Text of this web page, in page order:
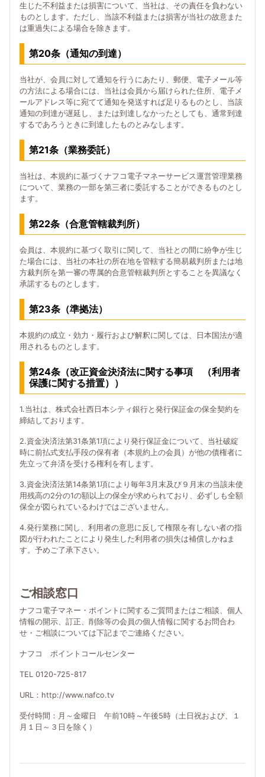
生じた不利益または損害について、当社は、その責任を負わない
ものとします。ただし、当該不利益または損害が当社の故意また
は重過失による場合を除きます。
第20条（通知の到達）
当社が、会員に対して通知を行うにあたり、郵便、電子メール等
の方法による場合には、当社は会員から届けられた住所、電子メ
ールアドレス等に宛てて通知を発送すれば足りるものとし、当該
通知の到達が遅延し、または到達しなかったとしても、通常到達
するであろうときに到達したものとみなします。
第21条（業務委託）
当社は、本規約に基づくナフコ電子マネーサービス運営管理業務
について、業務の一部を第三者に委託することができるものとし
ます。
第22条（合意管轄裁判所）
会員は、本規約に基づく取引に関して、当社との間に紛争が生じ
た場合には、当社の本社の所在地を管轄する簡易裁判所または地
方裁判所を第一審の専属的合意管轄裁判所とすることを異議なく
承諾するものとします。
第23条（準拠法）
本規約の成立・効力・履行および解釈に関しては、日本国法が適
用されるものとします。
第24条（改正資金決済法に関する事項 （利用者
保護に関する措置））
1.当社は、株式会社西日本シティ銀行と発行保証金の保全契約を
締結しております。
2.資金決済法第31条第1項により発行保証金について、当社破綻
時に前払式支払手段の保有者（本規約上の会員）が他の債権者に
先立って弁済を受ける権利を有します。
3.資金決済法第14条第1項により毎年3月末及び９月末の当該未使
用残高の2分の1の額以上の保全が求められており、必ずしも全額
保全が図られているわけではございません。
4.発行業務に関し、利用者の意思に反して権限を有しない者の指
図が行われたことにより発生した利用者の損失は補償しかねま
す。予めご了承下さい。
ご相談窓口
ナフコ電子マネー・ポイントに関するご質問またはご相談、個人
情報の開示、訂正、削除等の会員の個人情報に関するお問合わ
せ・ご相談については下記までご連絡ください。
ナフコ ポイントコールセンター
TEL 0120-725-817
URL：http://www.nafco.tv
受付時間：月～金曜日 午前10時～午後5時（土日祝および、１
月１日～３日を除く）